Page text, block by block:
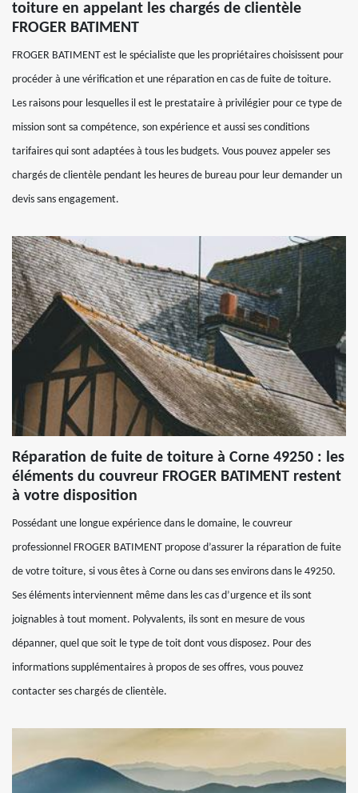
toiture en appelant les chargés de clientèle
FROGER BATIMENT
FROGER BATIMENT est le spécialiste que les propriétaires choisissent pour
procéder à une vérification et une réparation en cas de fuite de toiture.
Les raisons pour lesquelles il est le prestataire à privilégier pour ce type de
mission sont sa compétence, son expérience et aussi ses conditions
tarifaires qui sont adaptées à tous les budgets. Vous pouvez appeler ses
chargés de clientèle pendant les heures de bureau pour leur demander un
devis sans engagement.
Réparation de fuite de toiture à Corne 49250 : les
éléments du couvreur FROGER BATIMENT restent
à votre disposition
Possédant une longue expérience dans le domaine, le couvreur
professionnel FROGER BATIMENT propose d’assurer la réparation de fuite
de votre toiture, si vous êtes à Corne ou dans ses environs dans le 49250.
Ses éléments interviennent même dans les cas d’urgence et ils sont
joignables à tout moment. Polyvalents, ils sont en mesure de vous
dépanner, quel que soit le type de toit dont vous disposez. Pour des
informations supplémentaires à propos de ses offres, vous pouvez
contacter ses chargés de clientèle.